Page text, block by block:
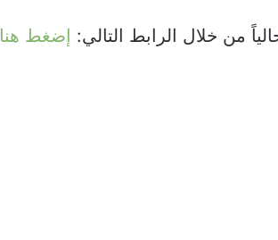
من خلال الرابط التالي: إضغط هنا